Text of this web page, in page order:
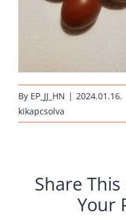
By EP_JJ_HN | 2024.01.16.
kikapcsolva
Share
Your